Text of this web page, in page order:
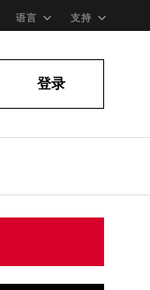
语言 支持
登录